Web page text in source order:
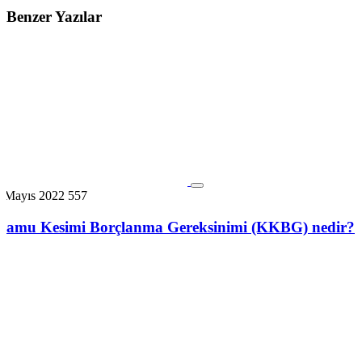
Benzer Yazılar
Mayıs 2022 557
Kesimi Borçlanma Gereksinimi (KKBG) nedir?